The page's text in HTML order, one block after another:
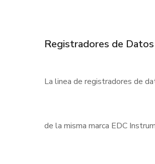
Registradores de Datos
La linea de registradores de
de la misma marca EDC